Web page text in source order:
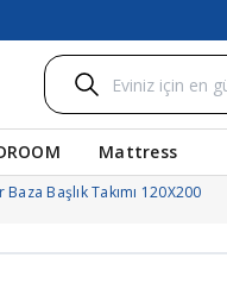
Mattress
Baza Başlık Takımı 120X200